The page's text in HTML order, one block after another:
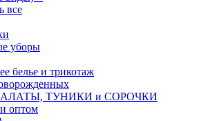
все
уборы
белье и трикотаж
ТУНИКИ и СОРОЧКИ
оптом